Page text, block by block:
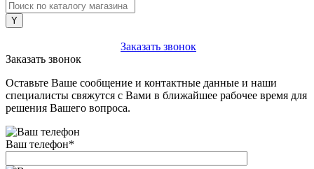
Заказать звонок
Заказать звонок
Оставьте Ваше сообщение и контактные данные и наши
специалисты свяжутся с Вами в ближайшее рабочее время для
решения Вашего вопроса.
Ваш телефон*